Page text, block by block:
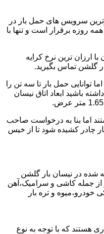
سرویس های حمل بار در
روزه برقرار است و تنها با
ارزان ترین نرخ کرایه
گلشن تماس بگیرید.
معمولا 2 تن است اما توانایی حمل بار تا سه تن را
باشید ابعاد اتاق نیسان
اما بنا به درخواست صاحب
چادر کشیده شود تا از خیس
شده در نیسان بار گلشن
از جمله کاشی و سرامیک،آهن
خودرو،میوه و تره بار
هستند که با توجه به نوع